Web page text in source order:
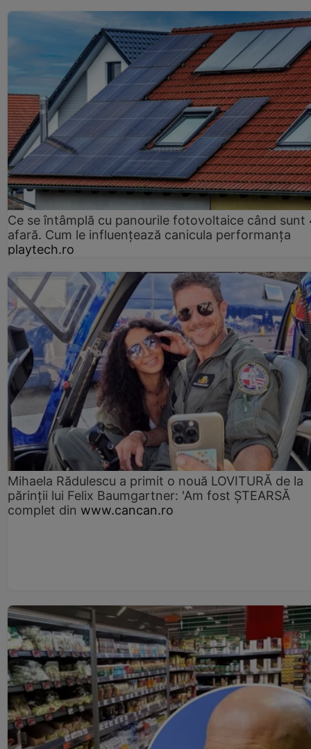
Ce se întâmplă cu panourile fotovoltaice când sunt
afară. Cum le influențează canicula performanța
playtech.ro
Mihaela Rădulescu a primit o nouă LOVITURĂ de la
părinții lui Felix Baumgartner: 'Am fost ȘTEARSĂ
complet din www.cancan.ro